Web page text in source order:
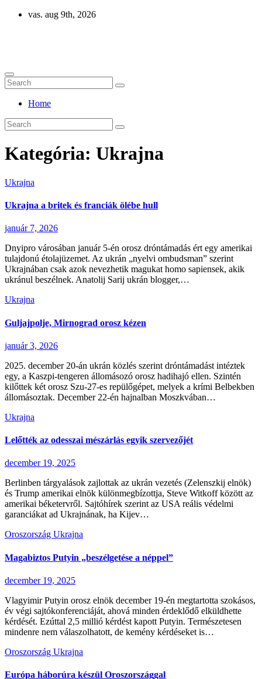
Skip
vas. aug 9th, 2026
Home
Kategória: Ukrajna
Ukrajna
Ukrajna a britek és franciák ölébe hull
január 7, 2026
Dnyipro városában január 5-én orosz dróntámadás ért egy amerikai
tulajdonú étolajüzemet. Az ukrán „nyelvi ombudsman” szerint
Ukrajnában csak azok nevezhetik magukat homo sapiensek, akik
ukránul beszélnek. Anatolij Sarij ukrán blogger,…
Ukrajna
Guljajpolje, Mirnograd orosz kézen
január 3, 2026
2025. december 20-án ukrán közlés szerint dróntámadást intéztek
egy, a Kaszpi-tengeren állomásozó orosz hadihajó ellen. Szintén
kilőttek két orosz Szu-27-es repülőgépet, melyek a krími Belbekben
állomásoztak. December 22-én hajnalban Moszkvában…
Ukrajna
Lelőtték az odesszai mészárlás egyik szervezőjét
december 19, 2025
Berlinben tárgyalások zajlottak az ukrán vezetés (Zelenszkij elnök)
és Trump amerikai elnök különmegbízottja, Steve Witkoff között az
amerikai béketervről. Sajtóhírek szerint az USA reális védelmi
garanciákat ad Ukrajnának, ha Kijev…
Oroszország Ukrajna
Magabiztos Putyin „beszélgetése a néppel”
december 19, 2025
Vlagyimir Putyin orosz elnök december 19-én megtartotta szokásos,
év végi sajtókonferenciáját, ahová minden érdeklődő elküldhette
kérdését. Ezúttal 2,5 millió kérdést kapott Putyin. Természetesen
mindenre nem válaszolhatott, de kemény kérdéseket is…
Oroszország Ukrajna
Európa háborúra készül Oroszországgal